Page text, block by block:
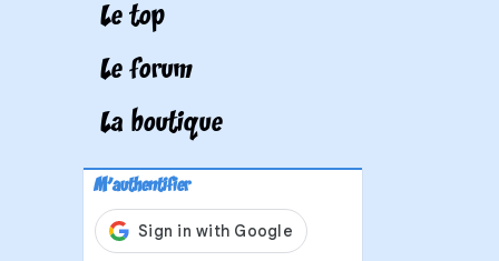
Le top
Le forum
La boutique
M'authentifier